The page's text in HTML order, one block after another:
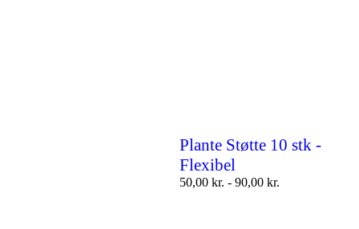
Plante Støtte 10 stk -
Flexibel
50,00 kr. - 90,00 kr.